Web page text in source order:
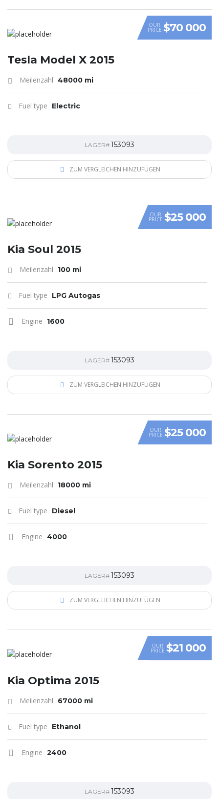
OUR
PRICE $70 000
Tesla Model X 2015
Meilenzahl 48000 mi
Fuel type Electric
LAGER# 153093
ZUM VERGLEICHEN HINZUFÜGEN
VIDEO
OUR
PRICE $25 000
Kia Soul 2015
Meilenzahl 100 mi
Fuel type LPG Autogas
Engine 1600
LAGER# 153093
ZUM VERGLEICHEN HINZUFÜGEN
OUR
PRICE $25 000
Kia Sorento 2015
Meilenzahl 18000 mi
Fuel type Diesel
Engine 4000
LAGER# 153093
ZUM VERGLEICHEN HINZUFÜGEN
OUR
PRICE $21 000
Kia Optima 2015
Meilenzahl 67000 mi
Fuel type Ethanol
Engine 2400
LAGER# 153093